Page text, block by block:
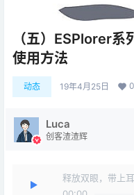
（五）ESPlorer
使用方法
动态 19年4月25日 0
Luca
创客渣渣辉
释放双眼，带上